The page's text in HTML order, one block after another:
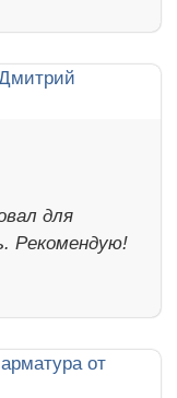
для
Рекомендую!